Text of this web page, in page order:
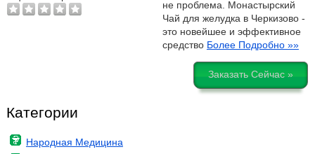
не проблема. Монастырский
Чай для желудка в Черкизово -
это новейшее и эффективное
средство Более Подробно »»
Заказать Сейчас »
Категории
Народная Медицина